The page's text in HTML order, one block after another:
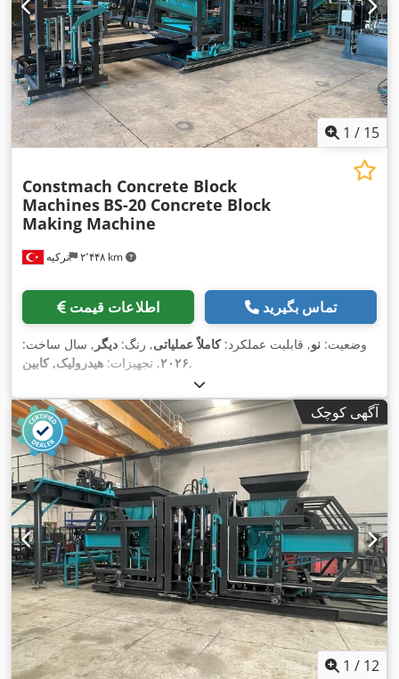
1 / 15
ترکیه ۲٬۴۴۸ km
Constmach Concrete Block
Machines BS-20 Concrete Block
Making Machine
اطلاعات قیمت تماس بگیرید
وضعیت: نو, قابلیت عملکرد:کاملاً عملیاتی, رنگ: دیگر , سال ساخت:
۲۰۲۶, تجهیزات: هیدرولیک, کابین ,
آگهی کوچک
1 / 12